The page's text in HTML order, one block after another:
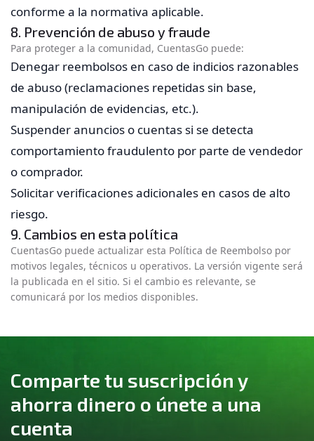
conforme a la normativa aplicable.
8. Prevención de abuso y fraude
Para proteger a la comunidad, CuentasGo puede:
Denegar reembolsos en caso de indicios razonables
de abuso (reclamaciones repetidas sin base,
manipulación de evidencias, etc.).
Suspender anuncios o cuentas si se detecta
comportamiento fraudulento por parte de vendedor
o comprador.
Solicitar verificaciones adicionales en casos de alto
riesgo.
9. Cambios en esta política
CuentasGo puede actualizar esta Política de Reembolso por
motivos legales, técnicos u operativos. La versión vigente será
la publicada en el sitio. Si el cambio es relevante, se
comunicará por los medios disponibles.
Comparte tu suscripción y
ahorra dinero o únete a una
cuenta